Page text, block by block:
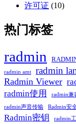
许可证 (10)
热门标签
radmin
radmin amt radmin
Radmin Viewer
radmin使用 radmin兼
radmin声音传输 Radmin安
Radmin密钥 radmin